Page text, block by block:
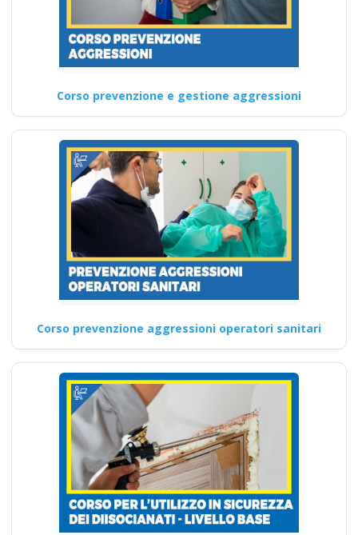
Analisi dei punti critici di
controllo e misure correttive
Sicurezza Ottimale:
Continua
Corso prevenzione e gestione aggressioni
Corso prevenzione aggressioni operatori sanitari